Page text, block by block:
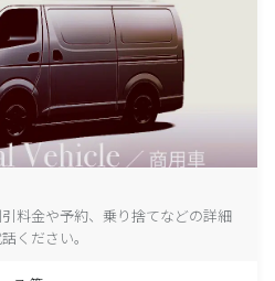
料金や予約、乗り捨てなどの詳細
ください。